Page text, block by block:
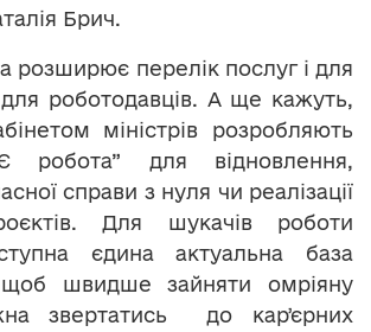
Брич.
розширює перелік послуг і для
роботодавців. А ще кажуть,
міністрів розробляють
робота” для відновлення,
справи з нуля чи реалізації
Для шукачів роботи
єдина актуальна база
щоб швидше зайняти омріяну
звертатись до карʼєрних